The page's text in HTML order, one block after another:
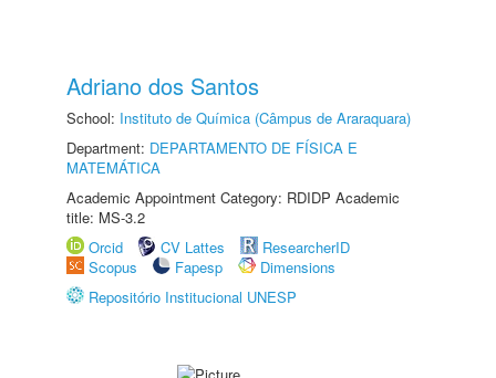
Adriano dos Santos
School: Instituto de Química (Câmpus de Araraquara)
Department: DEPARTAMENTO DE FÍSICA E
MATEMÁTICA
Academic Appointment Category: RDIDP Academic
title: MS-3.2
Orcid
CV Lattes
ResearcherID
Scopus
Fapesp
Dimensions
Repositório Institucional UNESP